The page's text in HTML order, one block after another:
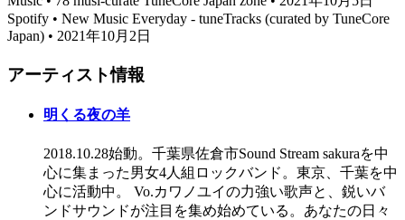
Spotify • New Music Everyday - tuneTracks (curated by TuneCore
Japan) • 2021年10月2日
アーティスト情報
明くる夜の羊
2018.10.28始動。 ​千葉県佐倉市Sound Stream sakuraを中
心に集まった男女4人組ロックバンド。東京、千葉を中
心に活動中。 Vo.カワノユイの力強い歌声と、鋭いバ
ンドサウンドが注目を集め始めている。 ​あなたの日々